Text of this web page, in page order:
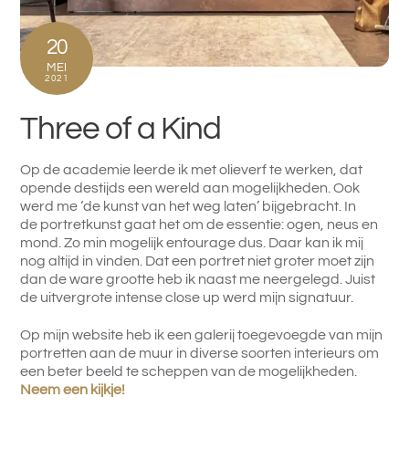
20
MEI
2021
Three of a Kind
Op de academie leerde ik met olieverf te werken, dat
opende destijds een wereld aan mogelijkheden. Ook
werd me ‘de kunst van het weg laten’ bijgebracht. In
de portretkunst gaat het om de essentie: ogen, neus en
mond. Zo min mogelijk entourage dus. Daar kan ik mij
nog altijd in vinden. Dat een portret niet groter moet zijn
dan de ware grootte heb ik naast me neergelegd. Juist
de uitvergrote intense close up werd mijn signatuur.
Op mijn website heb ik een galerij toegevoegde van mijn
portretten aan de muur in diverse soorten interieurs om
een beter beeld te scheppen van de mogelijkheden.
Neem een kijkje!